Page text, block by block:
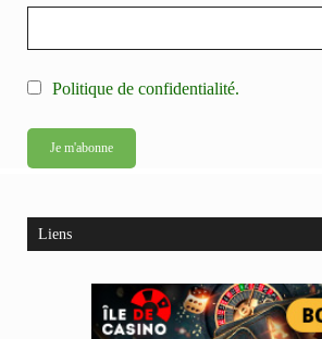
Politique de confidentialité.
Liens